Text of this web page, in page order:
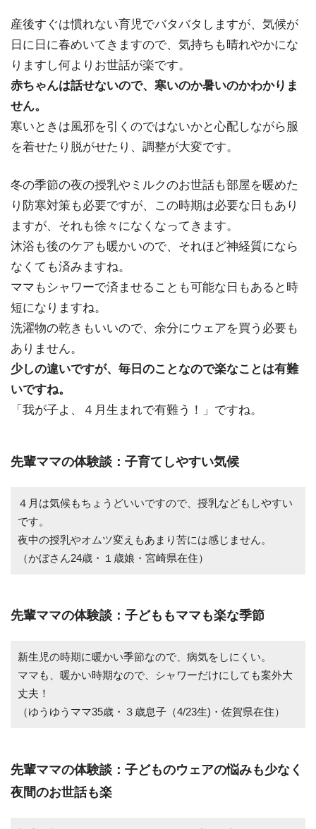
産後すぐは慣れない育児でバタバタしますが、気候が
日に日に春めいてきますので、気持ちも晴れやかにな
りますし何よりお世話が楽です。
赤ちゃんは話せないので、寒いのか暑いのかわかりま
せん。
寒いときは風邪を引くのではないかと心配しながら服
を着せたり脱がせたり、調整が大変です。
冬の季節の夜の授乳やミルクのお世話も部屋を暖めた
り防寒対策も必要ですが、この時期は必要な日もあり
ますが、それも徐々になくなってきます。
沐浴も後のケアも暖かいので、それほど神経質になら
なくても済みますね。
ママもシャワーで済ませることも可能な日もあると時
短になりますね。
洗濯物の乾きもいいので、余分にウェアを買う必要も
ありません。
少しの違いですが、毎日のことなので楽なことは有難
いですね。
「我が子よ、４月生まれで有難う！」ですね。
先輩ママの体験談：子育てしやすい気候
４月は気候もちょうどいいですので、授乳などもしやすい
です。
夜中の授乳やオムツ変えもあまり苦には感じません。
（かぼさん24歳・１歳娘・宮崎県在住）
先輩ママの体験談：子どももママも楽な季節
新生児の時期に暖かい季節なので、病気をしにくい。
ママも、暖かい時期なので、シャワーだけにしても案外大
丈夫！
（ゆうゆうママ35歳・３歳息子（4/23生)・佐賀県在住）
先輩ママの体験談：子どものウェアの悩みも少なく
夜間のお世話も楽